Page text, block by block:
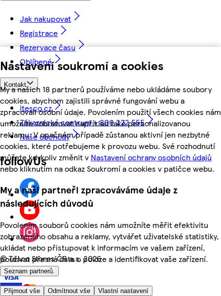
Nastavení soukromí a cookies
My a našich 18 partnerů používáme nebo ukládáme soubory
cookies, abychom zajistili správné fungování webu a
zpracovali osobní údaje. Povolením použití všech cookies nám
umožníte zobrazovat například také personalizovanou
reklamu. V opačném případě zůstanou aktivní jen nezbytné
cookies, které potřebujeme k provozu webu. Své rozhodnutí
můžete kdykoliv změnit v Nastavení ochrany osobních údajů
nebo kliknutím na odkaz Soukromí a cookies v patičce webu.
My a naši partneři zpracováváme údaje z
následujících důvodů
Povolením souborů cookies nám umožníte měřit efektivitu
zobrazeného obsahu a reklamy, vytvářet uživatelské statistiky,
ukládat nebo přistupovat k informacím ve vašem zařízení,
používat přesná data o poloze a identifikovat vaše zařízení.
Seznam partnerů.
Přijmout vše Odmítnout vše Vlastní nastavení
Jak nakupovat
Registrace
Rezervace času
Oblíbené
Kontakt
itesco.cz
Zákaznické centrum - 800 222 555
Naše obchody
followUs
©Tesco Stores ČR a.s. 2026